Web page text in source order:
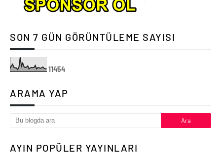
SON 7 GÜN GÖRÜNTÜLEME SAYISI
11454
ARAMA YAP
AYIN POPÜLER YAYINLARI